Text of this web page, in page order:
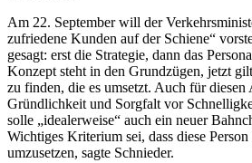
Am 22. September will der
zufriedene Kunden auf der Schiene“
gesagt: erst die Strategie, dann das
Konzept steht in den Grundzügen, jetzt
zu finden, die es umsetzt. Auch für diesen
Gründlichkeit und Sorgfalt vor
solle „idealerweise“ auch ein neuer
Wichtiges Kriterium sei, dass diese
umzusetzen, sagte Schnieder.